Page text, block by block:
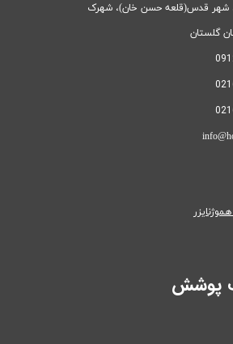
شهر قدس(قلعه حسن خان)، ​​​​​​​شهرک
گلستان
پوشش